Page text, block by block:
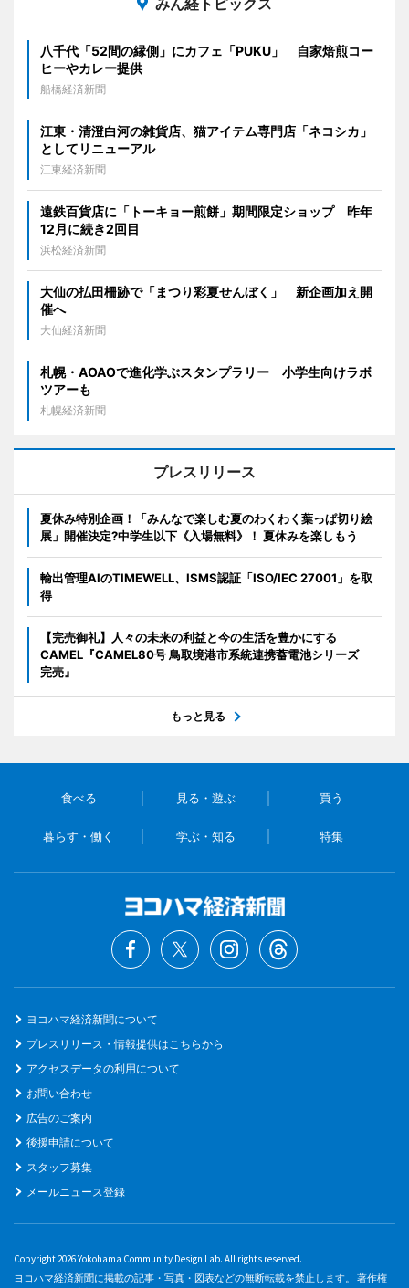
八千代「52間の縁側」にカフェ「PUKU」 自家焙煎コー
ヒーやカレー提供
船橋経済新聞
江東・清澄白河の雑貨店、猫アイテム専門店「ネコシカ」
としてリニューアル
江東経済新聞
遠鉄百貨店に「トーキョー煎餅」期間限定ショップ 昨年
12月に続き2回目
浜松経済新聞
大仙の払田柵跡で「まつり彩夏せんぼく」 新企画加え開
催へ
大仙経済新聞
札幌・AOAOで進化学ぶスタンプラリー 小学生向けラボ
ツアーも
札幌経済新聞
プレスリリース
夏休み特別企画！「みんなで楽しむ夏のわくわく葉っぱ切り絵
展」開催決定?中学生以下《入場無料》！ 夏休みを楽しもう
輸出管理AIのTIMEWELL、ISMS認証「ISO/IEC 27001」を取
得
【完売御礼】人々の未来の利益と今の生活を豊かにする
CAMEL『CAMEL80号 鳥取境港市系統連携蓄電池シリーズ
完売』
もっと見る
食べる 見る・遊ぶ 買う
暮らす・働く 学ぶ・知る 特集
ヨコハマ経済新聞について
プレスリリース・情報提供はこちらから
アクセスデータの利用について
お問い合わせ
広告のご案内
後援申請について
スタッフ募集
メールニュース登録
Copyright 2026 Yokohama Community Design Lab. All rights reserved.
ヨコハマ経済新聞に掲載の記事・写真・図表などの無断転載を禁止します。 著作権